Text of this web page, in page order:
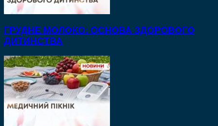
ГРУДНЕ МОЛОКО: ОСНОВА ЗДОРОВОГО
ДИТИНСТВА